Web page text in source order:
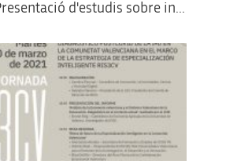
Presentació d'estudis sobre in...